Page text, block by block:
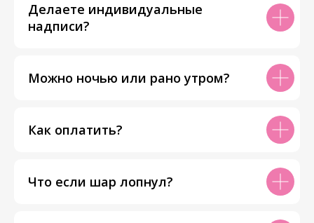
Делаете индивидуальные
надписи?
Можно ночью или рано утром?
Как оплатить?
Что если шар лопнул?